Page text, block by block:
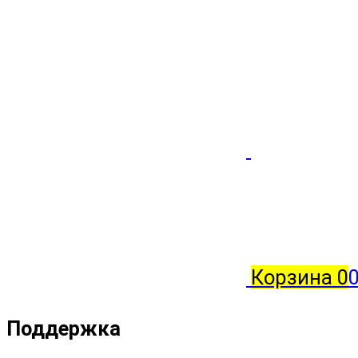
Корзина 0
Поддержка